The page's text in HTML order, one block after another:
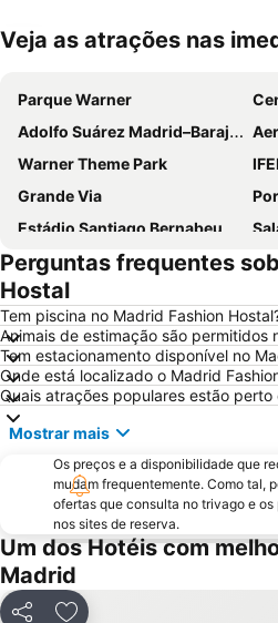
Ampliar mapa
Veja as atrações nas
Parque Warner
Adolfo Suárez Madrid–Barajas Airport
Warner Theme Park
Grande Via
Estádio Santiago Bernabeu
Atocha
Estadio Metropolitano Metro Station
Metropolitano Metro Station
Estação de Atocha
De Chueca
Madrid Arena
Caja Mágica
Chamberí
Casino Gran Vía
Praça da Espanha
Praça de touros das Ventas
Perguntas frequentes
Hostal
Tem piscina no Madrid Fashion
Animais de estimação são permitidos
Tem estacionamento disponível no
Onde está localizado o Madrid
Quais atrações populares estão perto
Mostrar mais
Os preços e a disponibilidade que
mudam frequentemente. Como tal,
ofertas que consulta no trivago e
nos sites de reserva.
Um dos Hotéis com
Madrid